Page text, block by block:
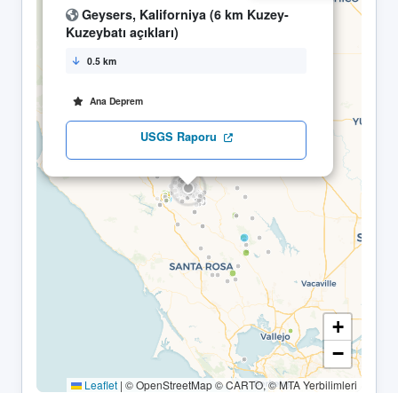
Geysers, Kaliforniya (6 km Kuzey-
Kuzeybatı açıkları)
0.5 km
Ana Deprem
USGS Raporu
+
−
Leaflet | © OpenStreetMap © CARTO, © MTA Yerbilimleri